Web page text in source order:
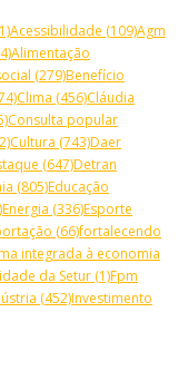
Acessibilidade (109)Agm
Alimentação
(279)Benefício
Clima (456)Cláudia
Consulta popular
Cultura (743)Daer
(647)Detran
(805)Educação
Energia (336)Esporte
(66)fortalecendo
integrada à economia
da Setur (1)Fpm
(452)Investimento